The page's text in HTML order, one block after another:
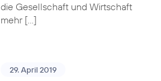
die Gesellschaft und Wirtschaft
mehr […]
29. April 2019